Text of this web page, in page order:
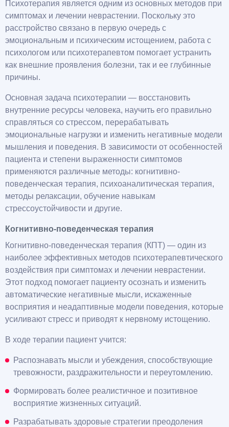
Психотерапия является одним из основных методов при
симптомах и лечении неврастении. Поскольку это
расстройство связано в первую очередь с
эмоциональным и психическим истощением, работа с
психологом или психотерапевтом помогает устранить
как внешние проявления болезни, так и ее глубинные
причины.
Основная задача психотерапии — восстановить
внутренние ресурсы человека, научить его правильно
справляться со стрессом, перерабатывать
эмоциональные нагрузки и изменить негативные модели
мышления и поведения. В зависимости от особенностей
пациента и степени выраженности симптомов
применяются различные методы: когнитивно-
поведенческая терапия, психоаналитическая терапия,
методы релаксации, обучение навыкам
стрессоустойчивости и другие.
Когнитивно-поведенческая терапия
Когнитивно-поведенческая терапия (КПТ) — один из
наиболее эффективных методов психотерапевтического
воздействия при симптомах и лечении неврастении.
Этот подход помогает пациенту осознать и изменить
автоматические негативные мысли, искаженные
восприятия и неадаптивные модели поведения, которые
усиливают стресс и приводят к нервному истощению.
В ходе терапии пациент учится:
Распознавать мысли и убеждения, способствующие
тревожности, раздражительности и переутомлению.
Формировать более реалистичное и позитивное
восприятие жизненных ситуаций.
Разрабатывать здоровые стратегии преодоления